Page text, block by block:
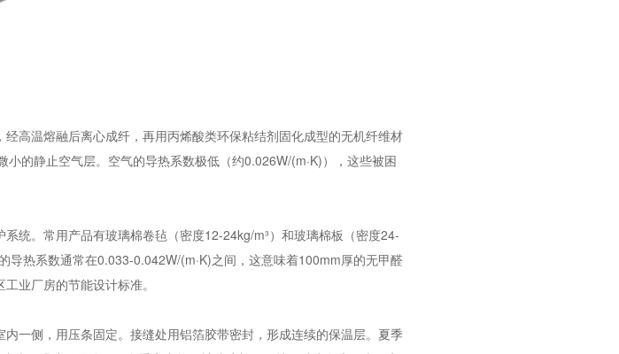
高温熔融后离心成纤，再用丙烯酸类环保粘结剂固化成型的无机纤维材
的静止空气层。空气的导热系数极低（约0.026W/(m·K)），这些被困
统。常用产品有玻璃棉卷毡（密度12-24kg/m³）和玻璃棉板（密度24-
热系数通常在0.033-0.042W/(m·K)之间，这意味着100mm厚的无甲醛
业厂房的节能设计标准。
一侧，用压条固定。接缝处用铝箔胶带密封，形成连续的保温层。夏季